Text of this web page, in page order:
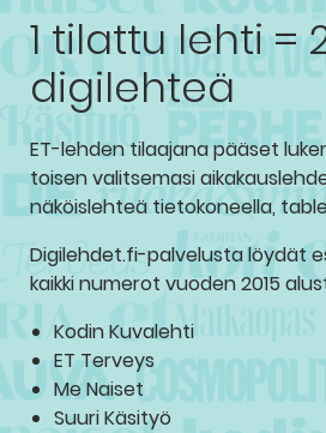
1 tilattu lehti =
digilehteä
ET-lehden tilaajana pääset
toisen valitsemasi
näköislehteä tietokoneella,
Digilehdet.fi-palvelusta löydät
kaikki numerot vuoden 2015
Kodin Kuvalehti
ET Terveys
Me Naiset
Suuri Käsityö